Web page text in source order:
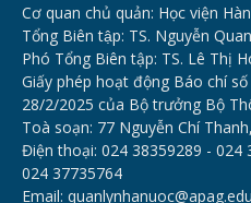
Cơ quan chủ quản: Học viện
Tổng Biên tập: TS. Nguyễn
Phó Tổng Biên tập: TS. Lê Thị
Giấy phép hoạt động Báo chí
28/2/2025 của Bộ trưởng Bộ
Toà soạn: 77 Nguyễn Chí
Điện thoại: 024 38359289 - 024
024 37735764
Email: